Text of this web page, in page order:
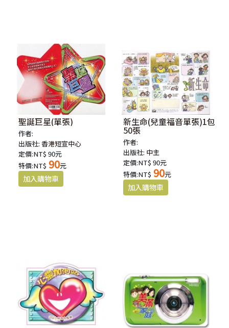
聖誕巨星(單張)
作者:
出版社:香港短宣中心
定價:NT$ 90元
特價:NT$ 90元
新生命(兒童福音單張)1包
50張
作者:
出版社: 中主
定價:NT$ 90元
特價:NT$ 90元